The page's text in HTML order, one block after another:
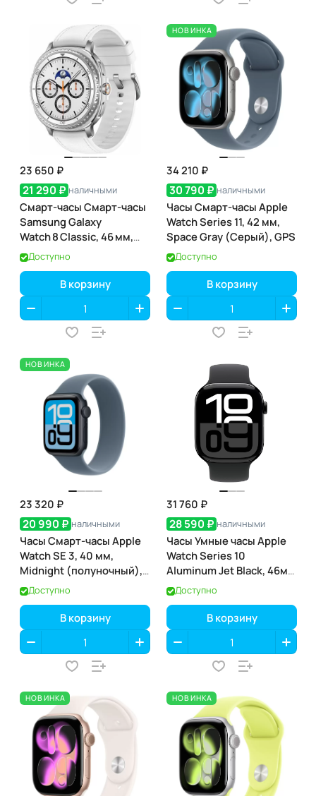
23 650 ₽
21 290 ₽ наличными
Смарт-часы Смарт-часы
Samsung Galaxy
Watch 8 Classic, 46 мм,
White (белый)
Доступно
В корзину
НОВИНКА
34 210 ₽
30 790 ₽ наличными
Часы Смарт-часы Apple
Watch Series 11, 42 мм,
Space Gray (Серый), GPS
Доступно
В корзину
НОВИНКА
23 320 ₽
20 990 ₽ наличными
Часы Смарт-часы Apple
Watch SE 3, 40 мм,
Midnight (полуночный),
GPSДоступно
В корзину
31 760 ₽
28 590 ₽ наличными
Часы Умные часы Apple
Watch Series 10
Aluminum Jet Black, 46мм
(GPS)
Доступно
В корзину
НОВИНКА НОВИНКА